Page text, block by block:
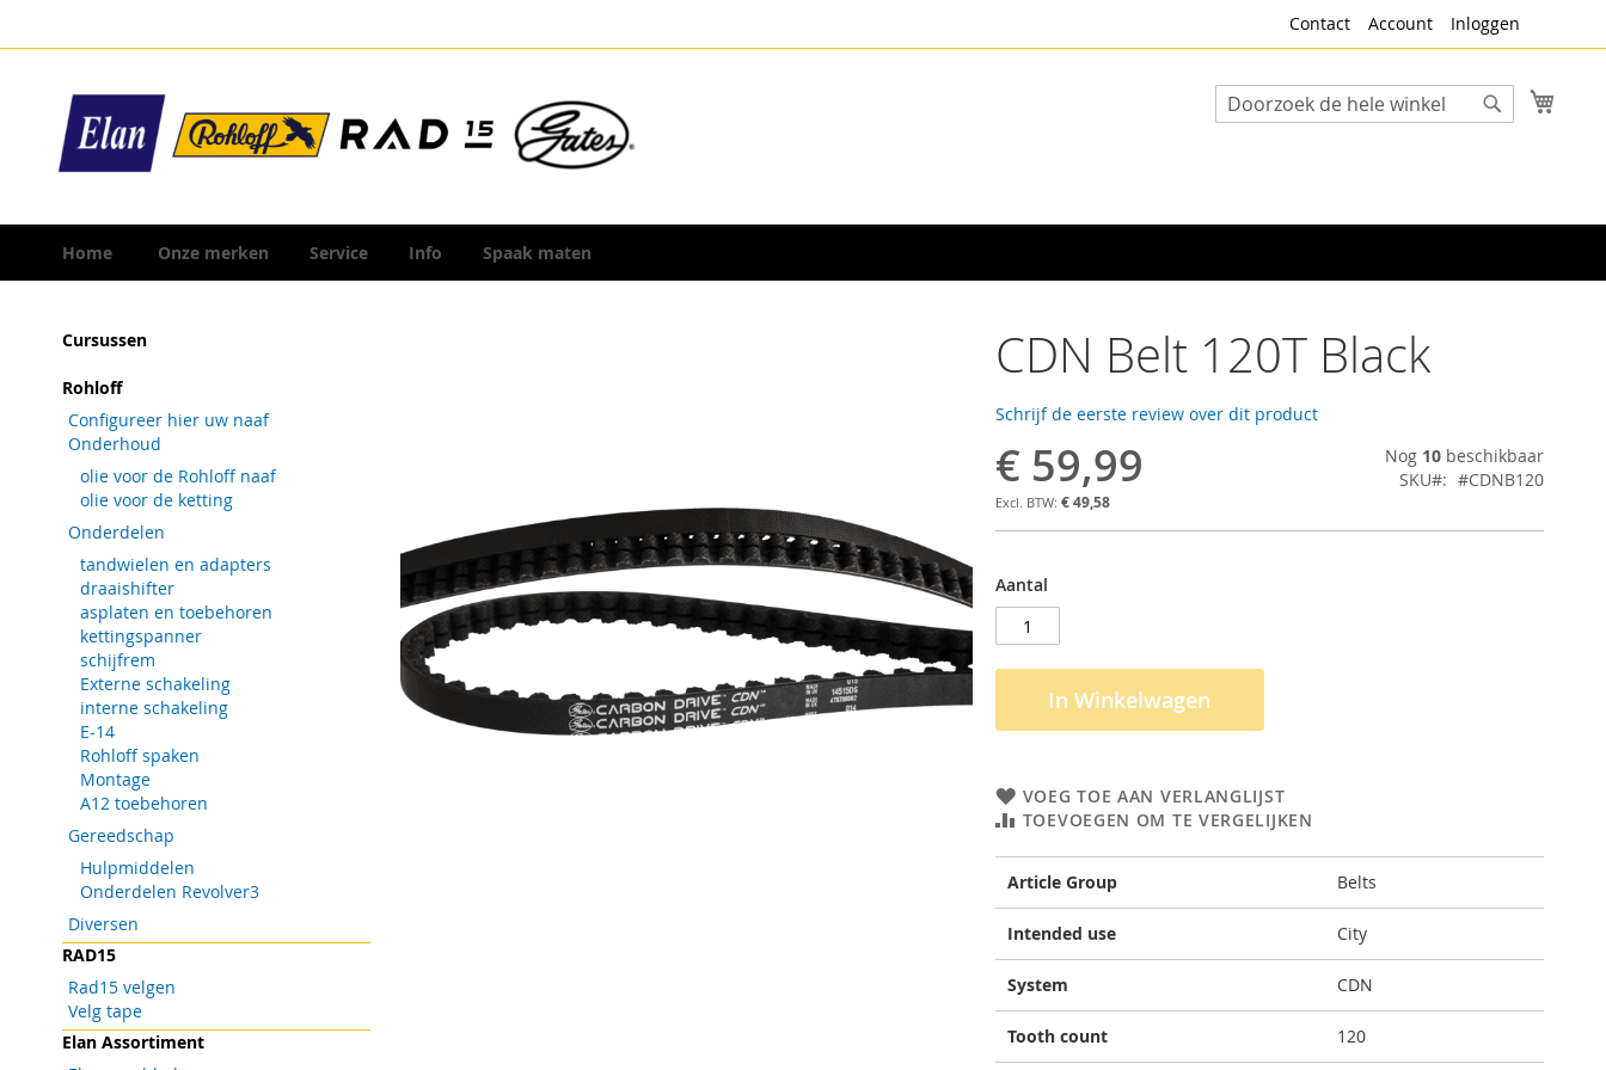
naar
inhoud
Contact Account Inloggen
Search
Home Onze merken Service Info Spaak maten
CDN Belt 120T Black
Schrijf de eerste review over dit product
€ 59,99
€ 49,58
Nog 10beschikbaar
SKU
#CDNB120
Aantal
In Winkelwagen
VOEG TOE AAN VERLANGLIJST
TOEVOEGEN OM TE VERGELIJKEN
Article Group Belts
Intended use City
System CDN
Tooth count 120
Cursussen
Rohloff
Configureer hier uw naaf
Onderhoud
olie voor de Rohloff naaf
olie voor de ketting
Onderdelen
tandwielen en adapters
draaishifter
asplaten en toebehoren
kettingspanner
schijfrem
Externe schakeling
interne schakeling
E-14
Rohloff spaken
Montage
A12 toebehoren
Gereedschap
Hulpmiddelen
Onderdelen Revolver3
Diversen
RAD15
Rad15 velgen
Velg tape
Elan Assortiment